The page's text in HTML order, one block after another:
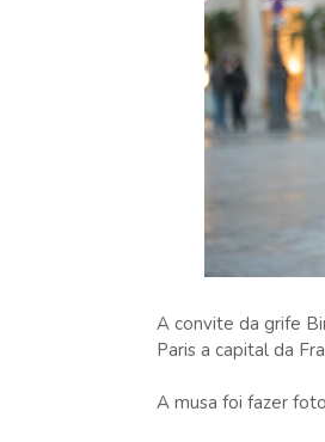
A convite da grife
Paris a capital da
A musa foi fazer